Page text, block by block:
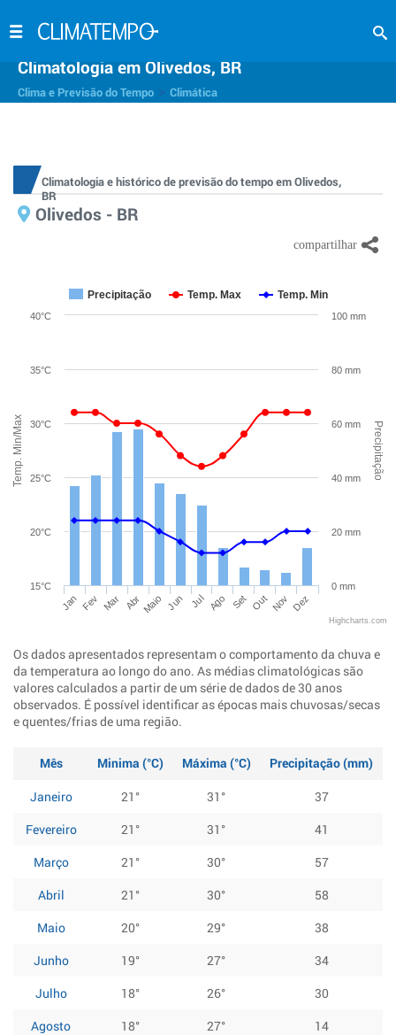
Climatologia em Olivedos, BR
Clima e Previsão do Tempo Climática
Climatologia e histórico de previsão do tempo em Olivedos,
BR
Olivedos - BR
Temp. Min/Max Precipitação
Precipitação Temp. Max Temp. Min
Jan Fev Mar Abr Maio Jun Jul Ago Set Out Nov Dez
15°C
20°C
25°C
30°C
35°C
40°C
0 mm
20 mm
40 mm
60 mm
80 mm
100 mm
Highcharts.com
Os dados apresentados representam o comportamento da chuva e
da temperatura ao longo do ano. As médias climatológicas são
valores calculados a partir de um série de dados de 30 anos
observados. É possível identificar as épocas mais chuvosas/secas
e quentes/frias de uma região.
Mês Minima (°C) Máxima (°C)
Precipitação (mm)
Janeiro
21° 31°
37
Fevereiro
21° 31°
41
Março
21° 30°
57
Abril
21° 30°
58
Maio
20° 29°
38
Junho
19° 27°
34
Julho
18° 26°
30
Agosto
18° 27°
14